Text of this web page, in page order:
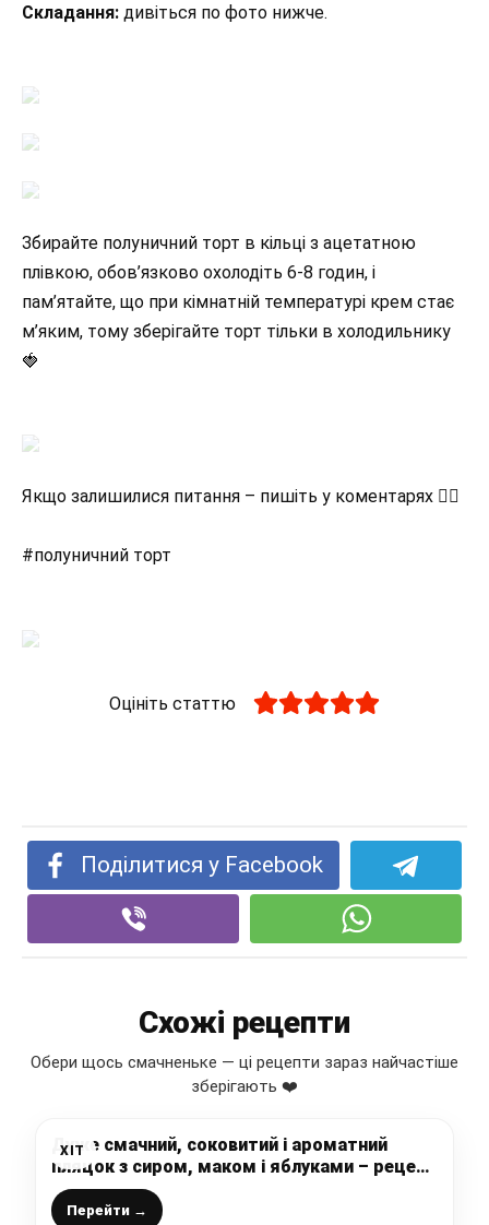
Складання: дивіться по фото нижче.
Збирайте полуничний торт в кільці з ацетатною
плівкою, обов’язково охолодіть 6-8 годин, і
пам’ятайте, що при кімнатній температурі крем стає
м’яким, тому зберігайте торт тільки в холодильнику
🍓
Якщо залишилися питання – пишіть у коментарях 👇🏻
#полуничний торт
Оцініть статтю
Поділитися у Facebook
Схожі рецепти
Обери щось смачненьке — ці рецепти зараз найчастіше
зберігають ❤️
ХІТ
Дуже смачний, соковитий і ароматний
пляцок з сиром, маком і яблуками – рецепт
від української господині
Перейти →